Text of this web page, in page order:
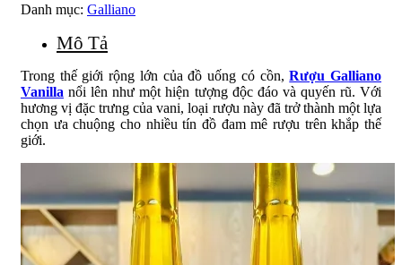
Danh mục: Galliano
Mô Tả
Trong thế giới rộng lớn của đồ uống có cồn,Rượu Galliano
Vanilla nổi lên như một hiện tượng độc đáo và quyến rũ. Với
hương vị đặc trưng của vani, loại rượu này đã trở thành một lựa
chọn ưa chuộng cho nhiều tín đồ đam mê rượu trên khắp thế
giới.